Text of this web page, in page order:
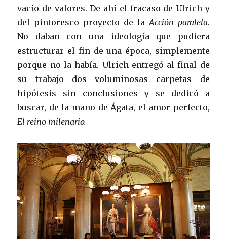
vacío de valores. De ahí el fracaso de Ulrich y
del pintoresco proyecto de laAcción paralela.
No daban con una ideología que pudiera
estructurar el fin de una época, simplemente
porque no la había. Ulrich entregó al final de
su trabajo dos voluminosas carpetas de
hipótesis sin conclusiones y se dedicó a
buscar, de la mano de Ágata, el amor perfecto,
El reino milenario.